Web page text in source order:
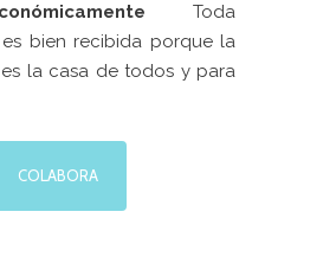
Toda
bien recibida porque la
la casa de todos y para
COLABORA